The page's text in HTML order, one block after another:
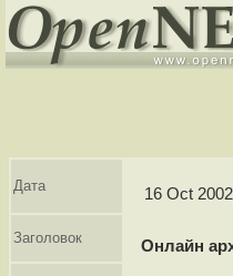
Дата 16 Oct 2002
Заголовок Онлайн